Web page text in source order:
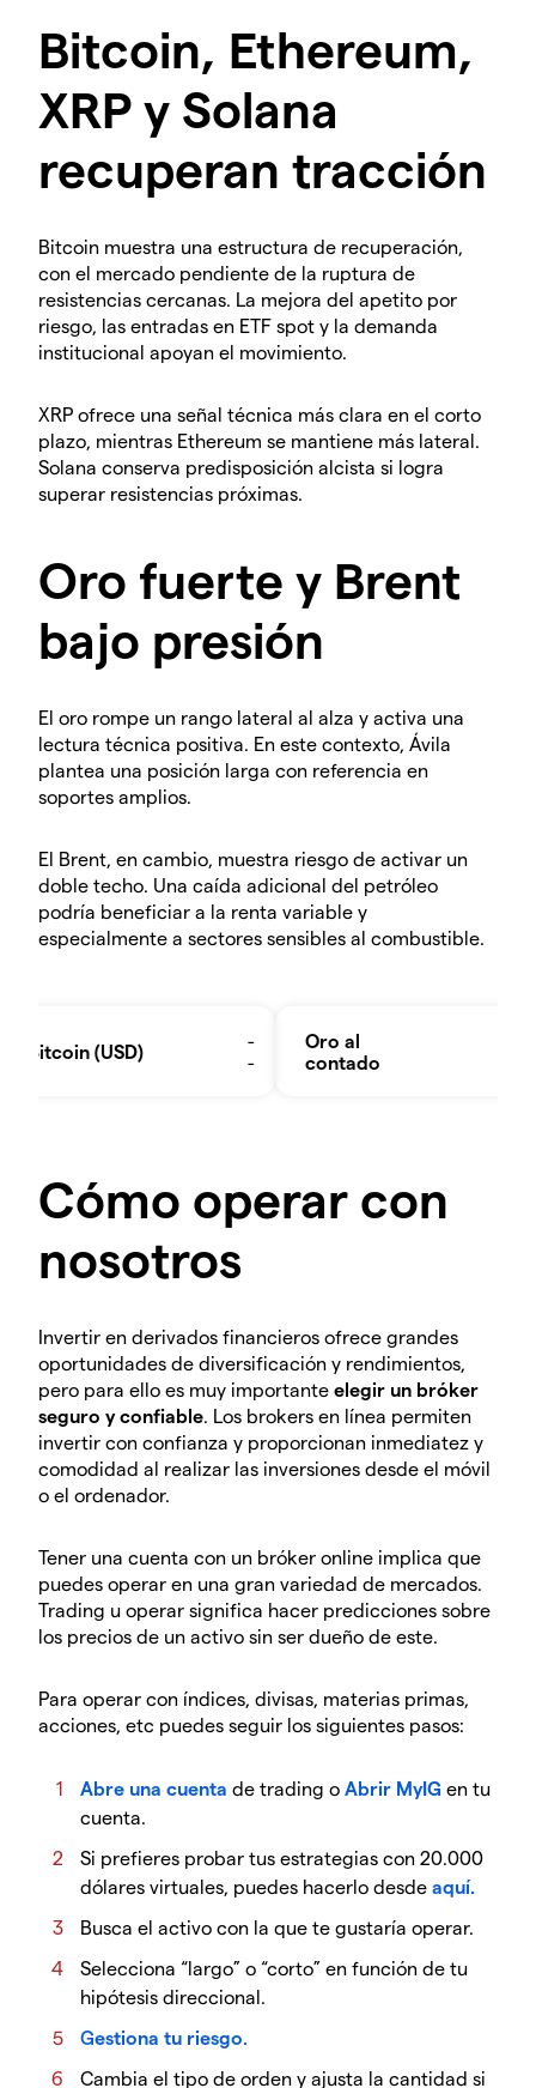
Bitcoin, Ethereum,
XRP y Solana
recuperan tracción
Bitcoin muestra una estructura de recuperación,
con el mercado pendiente de la ruptura de
resistencias cercanas. La mejora del apetito por
riesgo, las entradas en ETF spot y la demanda
institucional apoyan el movimiento.
XRP ofrece una señal técnica más clara en el corto
plazo, mientras Ethereum se mantiene más lateral.
Solana conserva predisposición alcista si logra
superar resistencias próximas.
Oro fuerte y Brent
bajo presión
El oro rompe un rango lateral al alza y activa una
lectura técnica positiva. En este contexto, Ávila
plantea una posición larga con referencia en
soportes amplios.
El Brent, en cambio, muestra riesgo de activar un
doble techo. Una caída adicional del petróleo
podría beneficiar a la renta variable y
especialmente a sectores sensibles al combustible.
Cómo operar con
nosotros
Invertir en derivados financieros ofrece grandes
oportunidades de diversificación y rendimientos,
pero para ello es muy importante elegir un bróker
seguro y confiable. Los brokers en línea permiten
invertir con confianza y proporcionan inmediatez y
comodidad al realizar las inversiones desde el móvil
o el ordenador.
Tener una cuenta con un bróker online implica que
puedes operar en una gran variedad de mercados.
Trading u operar significa hacer predicciones sobre
los precios de un activo sin ser dueño de este.
Para operar con índices, divisas, materias primas,
acciones, etc puedes seguir los siguientes pasos:
Abre una cuenta de trading o Abrir MyIG en tu
cuenta.
Si prefieres probar tus estrategias con 20.000
dólares virtuales, puedes hacerlo desde aquí.
Busca el activo con la que te gustaría operar.
Selecciona “largo” o “corto” en función de tu
hipótesis direccional.
Gestiona tu riesgo.
Cambia el tipo de orden y ajusta la cantidad si